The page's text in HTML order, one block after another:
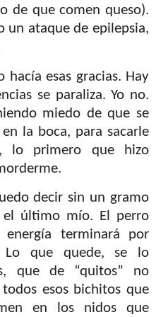
de que comen queso).
un ataque de epilepsia,
hacía esas gracias. Hay
se paraliza. Yo no.
miedo de que se
la boca, para sacarle
lo primero que hizo
decir sin un gramo
el último mío. El perro
energía terminará por
que quede, se lo
que de “quitos” no
esos bichitos que
en los nidos que